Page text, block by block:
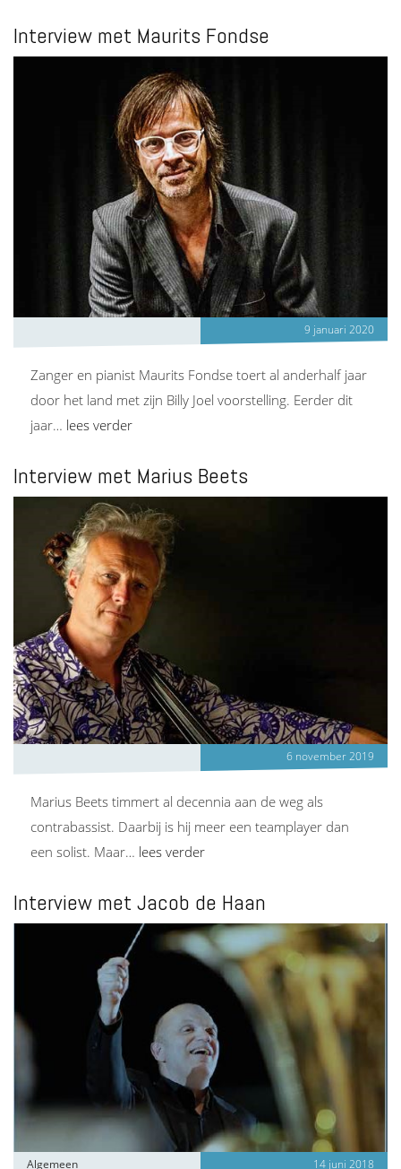
Interview met Maurits Fondse
9 januari 2020
Zanger en pianist Maurits Fondse toert al anderhalf jaar
door het land met zijn Billy Joel voorstelling. Eerder dit
jaar… lees verder
Interview met Marius Beets
6 november 2019
Marius Beets timmert al decennia aan de weg als
contrabassist. Daarbij is hij meer een teamplayer dan
een solist. Maar… lees verder
Interview met Jacob de Haan
Algemeen 14 juni 2018